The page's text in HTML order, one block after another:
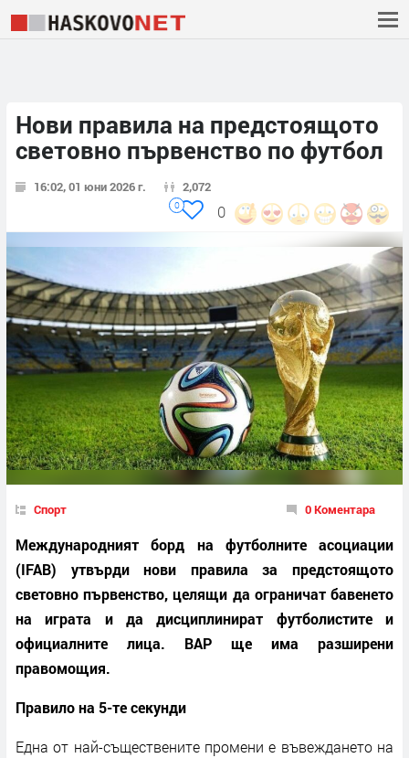
Нови правила на предстоящото
световно първенство по футбол
16:02, 01 юни 2026 г. 2,072
0
0
Спорт 0 Коментара
Международният борд на футболните асоциации
(IFAB) утвърди нови правила за предстоящото
световно първенство, целящи да ограничат бавенето
на играта и да дисциплинират футболистите и
официалните лица. ВАР ще има разширени
правомощия.
Правило на 5-те секунди
Една от най-съществените промени е въвеждането на